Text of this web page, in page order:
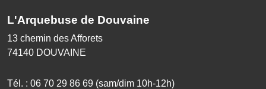
L'Arquebuse de Douvaine
13 chemin des Afforets
74140 DOUVAINE
Tél. : 06 70 29 86 69 (sam/dim 10h-12h)